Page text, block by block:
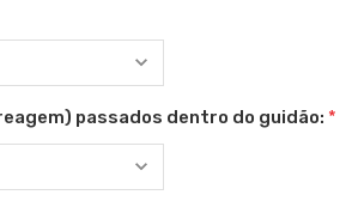
passados dentro do guidão: *